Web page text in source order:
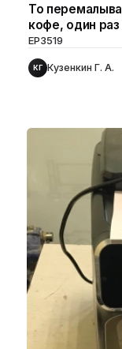
То
кофе, один раз
EP3519
КГ Кузенкин Г. А.